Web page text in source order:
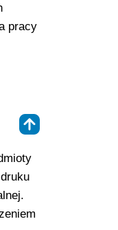
pracy